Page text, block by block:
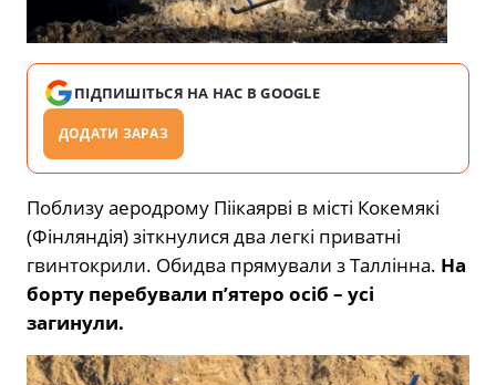
ПІДПИШІТЬСЯ НА НАС В GOOGLE
ДОДАТИ ЗАРАЗ
Поблизу аеродрому Піікаярві в місті Кокемякі
(Фінляндія) зіткнулися два легкі приватні
гвинтокрили. Обидва прямували з Таллінна. На
борту перебували п’ятеро осіб – усі
загинули.